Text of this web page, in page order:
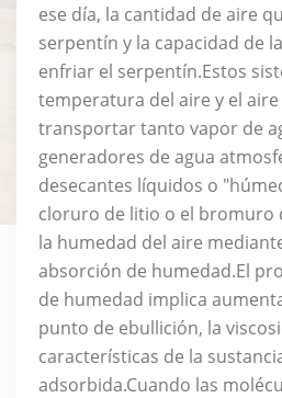
ese día, la cantidad de aire
serpentín y la capacidad de
enfriar el serpentín.Estos
temperatura del aire y el
transportar tanto vapor de
generadores de agua
desecantes líquidos o
cloruro de litio o el bromuro
la humedad del aire
absorción de humedad.El
de humedad implica
punto de ebullición, la
características de la
adsorbida.Cuando las